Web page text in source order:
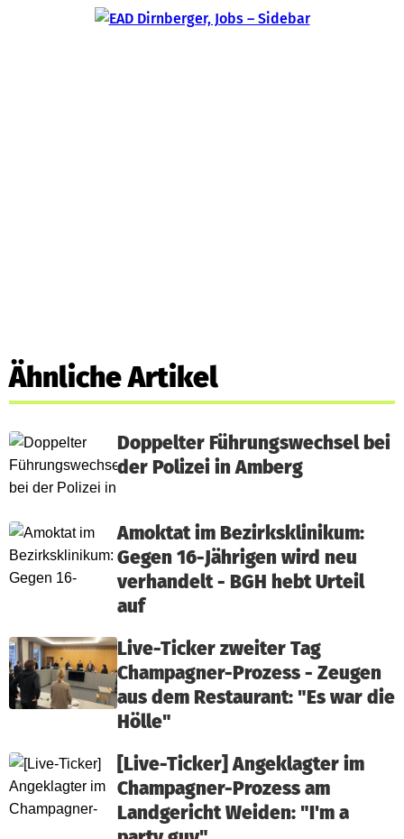
Ähnliche Artikel
Doppelter Führungswechsel bei
der Polizei in Amberg
Amoktat im Bezirksklinikum:
Gegen 16-Jährigen wird neu
verhandelt - BGH hebt Urteil
auf
Live-Ticker zweiter Tag
Champagner-Prozess - Zeugen
aus dem Restaurant: "Es war die
Hölle"
[Live-Ticker] Angeklagter im
Champagner-Prozess am
Landgericht Weiden: "I'm a